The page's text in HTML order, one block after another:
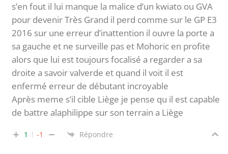
s’en fout il lui manque la malice d’un kwiato ou GVA
pour devenir Très Grand il perd comme sur le GP E3
2016 sur une erreur d’inattention il ouvre la porte a
sa gauche et ne surveille pas et Mohoric en profite
alors que lui est toujours focalisé a regarder a sa
droite a savoir valverde et quand il voit il est
enfermé erreur de débutant incroyable
Après meme s’il cible Liège je pense qu il est capable
de battre alaphilippe sur son terrain a Liège
1 -1 Répondre